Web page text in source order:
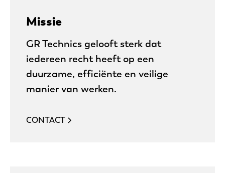
Missie
GR Technics gelooft sterk dat
iedereen recht heeft op een
duurzame, efficiënte en veilige
manier van werken.
CONTACT